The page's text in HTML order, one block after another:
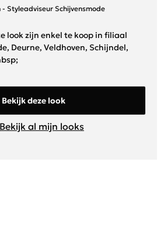
Styleadviseur Schijvensmode
look zijn enkel te koop in filiaal
Deurne, Veldhoven, Schijndel,
Bekijk deze look
Bekijk al mijn looks